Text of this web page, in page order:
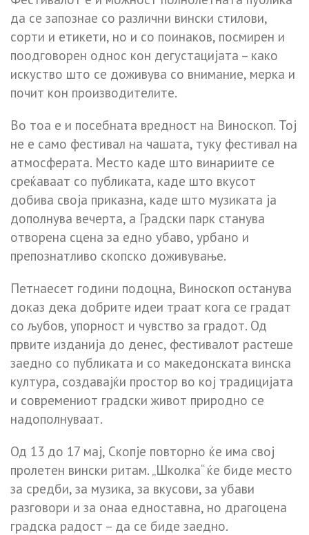
да се запознае со различни вински стилови,
сорти и етикети, но и со поинаков, посмирен и
поодговорен однос кон дегустацијата – како
искуство што се доживува со внимание, мерка и
почит кон производителите.
Во тоа е и посебната вредност на Виноскоп. Тој
не е само фестивал на чашата, туку фестивал на
атмосферата. Место каде што винариите се
среќаваат со публиката, каде што вкусот
добива своја приказна, каде што музиката ја
дополнува вечерта, а Градски парк станува
отворена сцена за едно убаво, урбано и
препознатливо скопско доживување.
Петнаесет години подоцна, Виноскоп останува
доказ дека добрите идеи траат кога се градат
со љубов, упорност и чувство за градот. Од
првите изданија до денес, фестивалот растеше
заедно со публиката и со македонската винска
култура, создавајќи простор во кој традицијата
и современиот градски живот природно се
надополнуваат.
Од 13 до 17 мај, Скопје повторно ќе има свој
пролетен вински ритам. „Школка“ ќе биде место
за средби, за музика, за вкусови, за убави
разговори и за онаа едноставна, но драгоцена
градска радост – да се биде заедно.